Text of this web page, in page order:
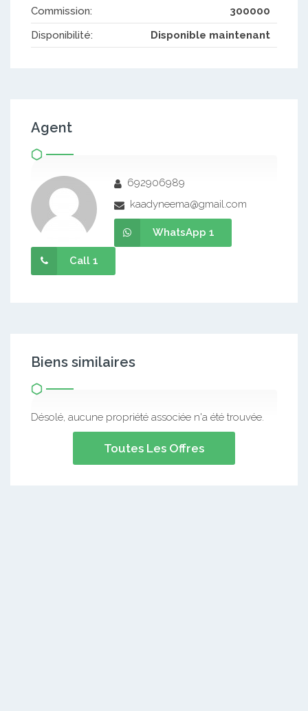
Commission:
300000
Disponibilité:
Disponible maintenant
Agent
692906989
kaadyneema@gmail.com
WhatsApp 1
Call 1
Biens similaires
Désolé, aucune propriété associée n'a été trouvée.
Toutes Les Offres